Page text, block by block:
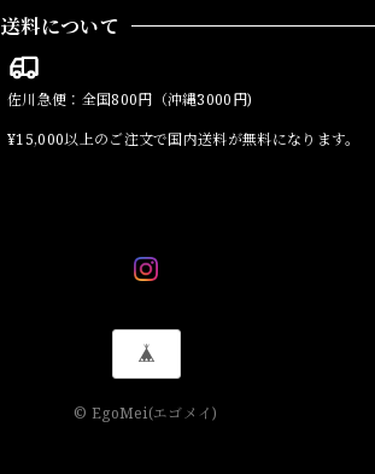
送料について
佐川急便：全国800円（沖縄3000円)
¥15,000以上のご注文で国内送料が無料になります。
© EgoMei(エゴメイ)